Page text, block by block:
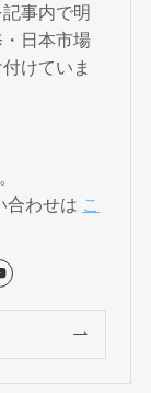
事内で明
日本市場
けていま
合わせは こ